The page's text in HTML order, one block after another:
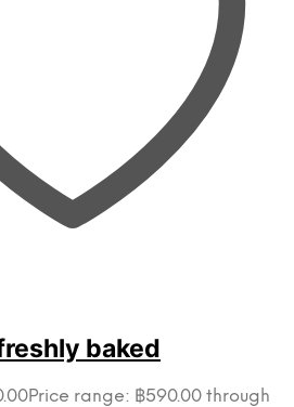
baked
Price range: ฿590.00 through